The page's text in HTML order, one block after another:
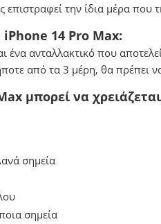
επιστραφεί την ίδια μέρα που
14 Pro Max:
ανταλλακτικό που
από τα 3 μέρη, θα πρέπει
μπορεί να
σημεία
σημεία